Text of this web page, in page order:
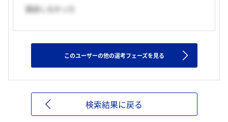
面談しなかった
このユーザーの他の選考フェーズを見る
検索結果に戻る